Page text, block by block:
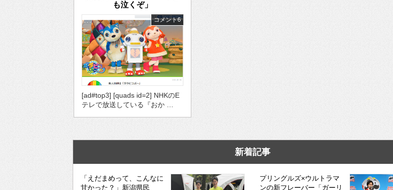
も泣くぞ」
コメント6
[ad#top3] [quads id=2] NHKのE
テレで放送している『おか …
新着記事
「えだまめって、こんなに
甘かった？」新潟県民
プリングルズ×ウルトラマ
ンの新フレーバー「ガーリ